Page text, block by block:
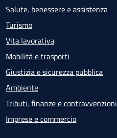
Salute, benessere e assistenza
Turismo
Vita lavorativa
Mobilità e trasporti
Giustizia e sicurezza pubblica
Ambiente
Tributi, finanze e contravvenzioni
Imprese e commercio